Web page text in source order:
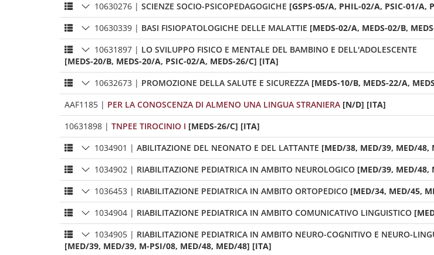
10630276 | SCIENZE SOCIO-PSICOPEDAGOGICHE [GSPS-05/A, PHIL-02/A, PSIC-01/A,
10630339 | BASI FISIOPATOLOGICHE DELLE MALATTIE [MEDS-02/A, MEDS-02/B,
10631897 | LO SVILUPPO FISICO E MENTALE DEL BAMBINO E DELL'ADOLESCENTE
[MEDS-20/B, MEDS-20/A, PSIC-02/A, MEDS-26/C] [ITA]
10632673 | PROMOZIONE DELLA SALUTE E SICUREZZA [MEDS-10/B, MEDS-22/A,
AAF1185 | PER LA CONOSCENZA DI ALMENO UNA LINGUA STRANIERA [N/D] [ITA]
10631898 | TNPEE TIROCINIO I [MEDS-26/C] [ITA]
1034901 | ABILITAZIONE DEL NEONATO E DEL LATTANTE [MED/38, MED/39, MED/48,
1034902 | RIABILITAZIONE PEDIATRICA IN AMBITO NEUROLOGICO [MED/39, MED/48,
1036453 | RIABILITAZIONE PEDIATRICA IN AMBITO ORTOPEDICO [MED/34, MED/45,
1034904 | RIABILITAZIONE PEDIATRICA IN AMBITO COMUNICATIVO LINGUISTICO
1034905 | RIABILITAZIONE PEDIATRICA IN AMBITO NEURO-COGNITIVO E NEURO-
[MED/39, MED/39, M-PSI/08, MED/48, MED/48] [ITA]